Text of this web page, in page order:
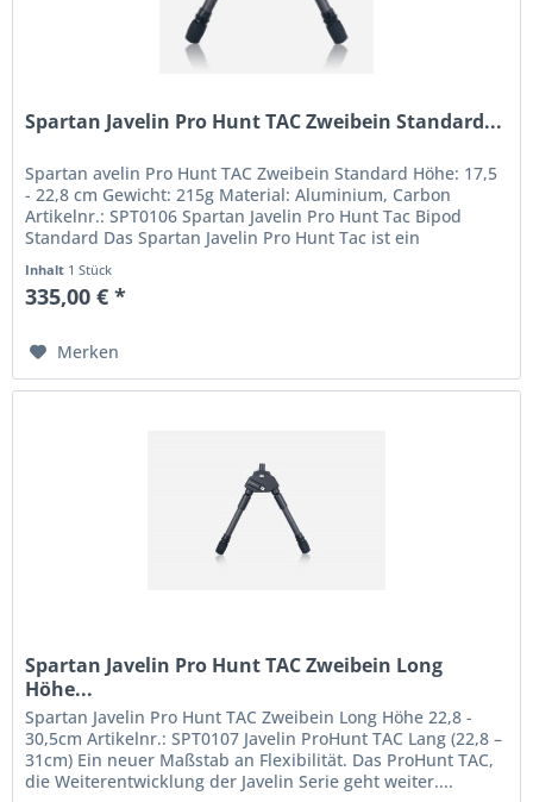
Spartan Javelin Pro Hunt TAC Zweibein Standard...
Spartan avelin Pro Hunt TAC Zweibein Standard Höhe: 17,5
- 22,8 cm Gewicht: 215g Material: Aluminium, Carbon
Artikelnr.: SPT0106 Spartan Javelin Pro Hunt Tac Bipod
Standard Das Spartan Javelin Pro Hunt Tac ist ein
Inhalt 1 Stück
335,00 € *
Merken
Spartan Javelin Pro Hunt TAC Zweibein Long
Höhe...
Spartan Javelin Pro Hunt TAC Zweibein Long Höhe 22,8 -
30,5cm Artikelnr.: SPT0107 Javelin ProHunt TAC Lang (22,8 –
31cm) Ein neuer Maßstab an Flexibilität. Das ProHunt TAC,
die Weiterentwicklung der Javelin Serie geht weiter....